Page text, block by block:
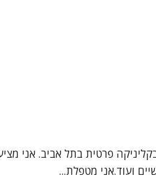
פרטית בתל אביב. אני
ועוד.אני מטפלת...